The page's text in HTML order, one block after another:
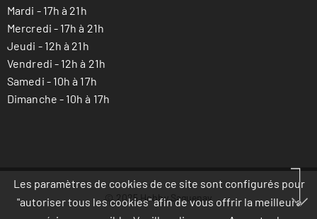
Mardi - 17h à 21h
Mercredi - 17h à 21h
Jeudi - 12h à 21h
Vendredi - 12h à 21h
Samedi - 10h à 17h
Dimanche - 10h à 17h
© 2025 Hobby Saguenay
Les paramètres de cookies de ce site sont configurés pour
"autoriser tous les cookies" afin de vous offrir la meilleure